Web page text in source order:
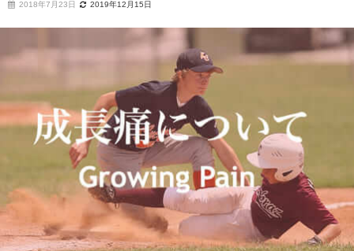
2018年7月23日 2019年12月15日